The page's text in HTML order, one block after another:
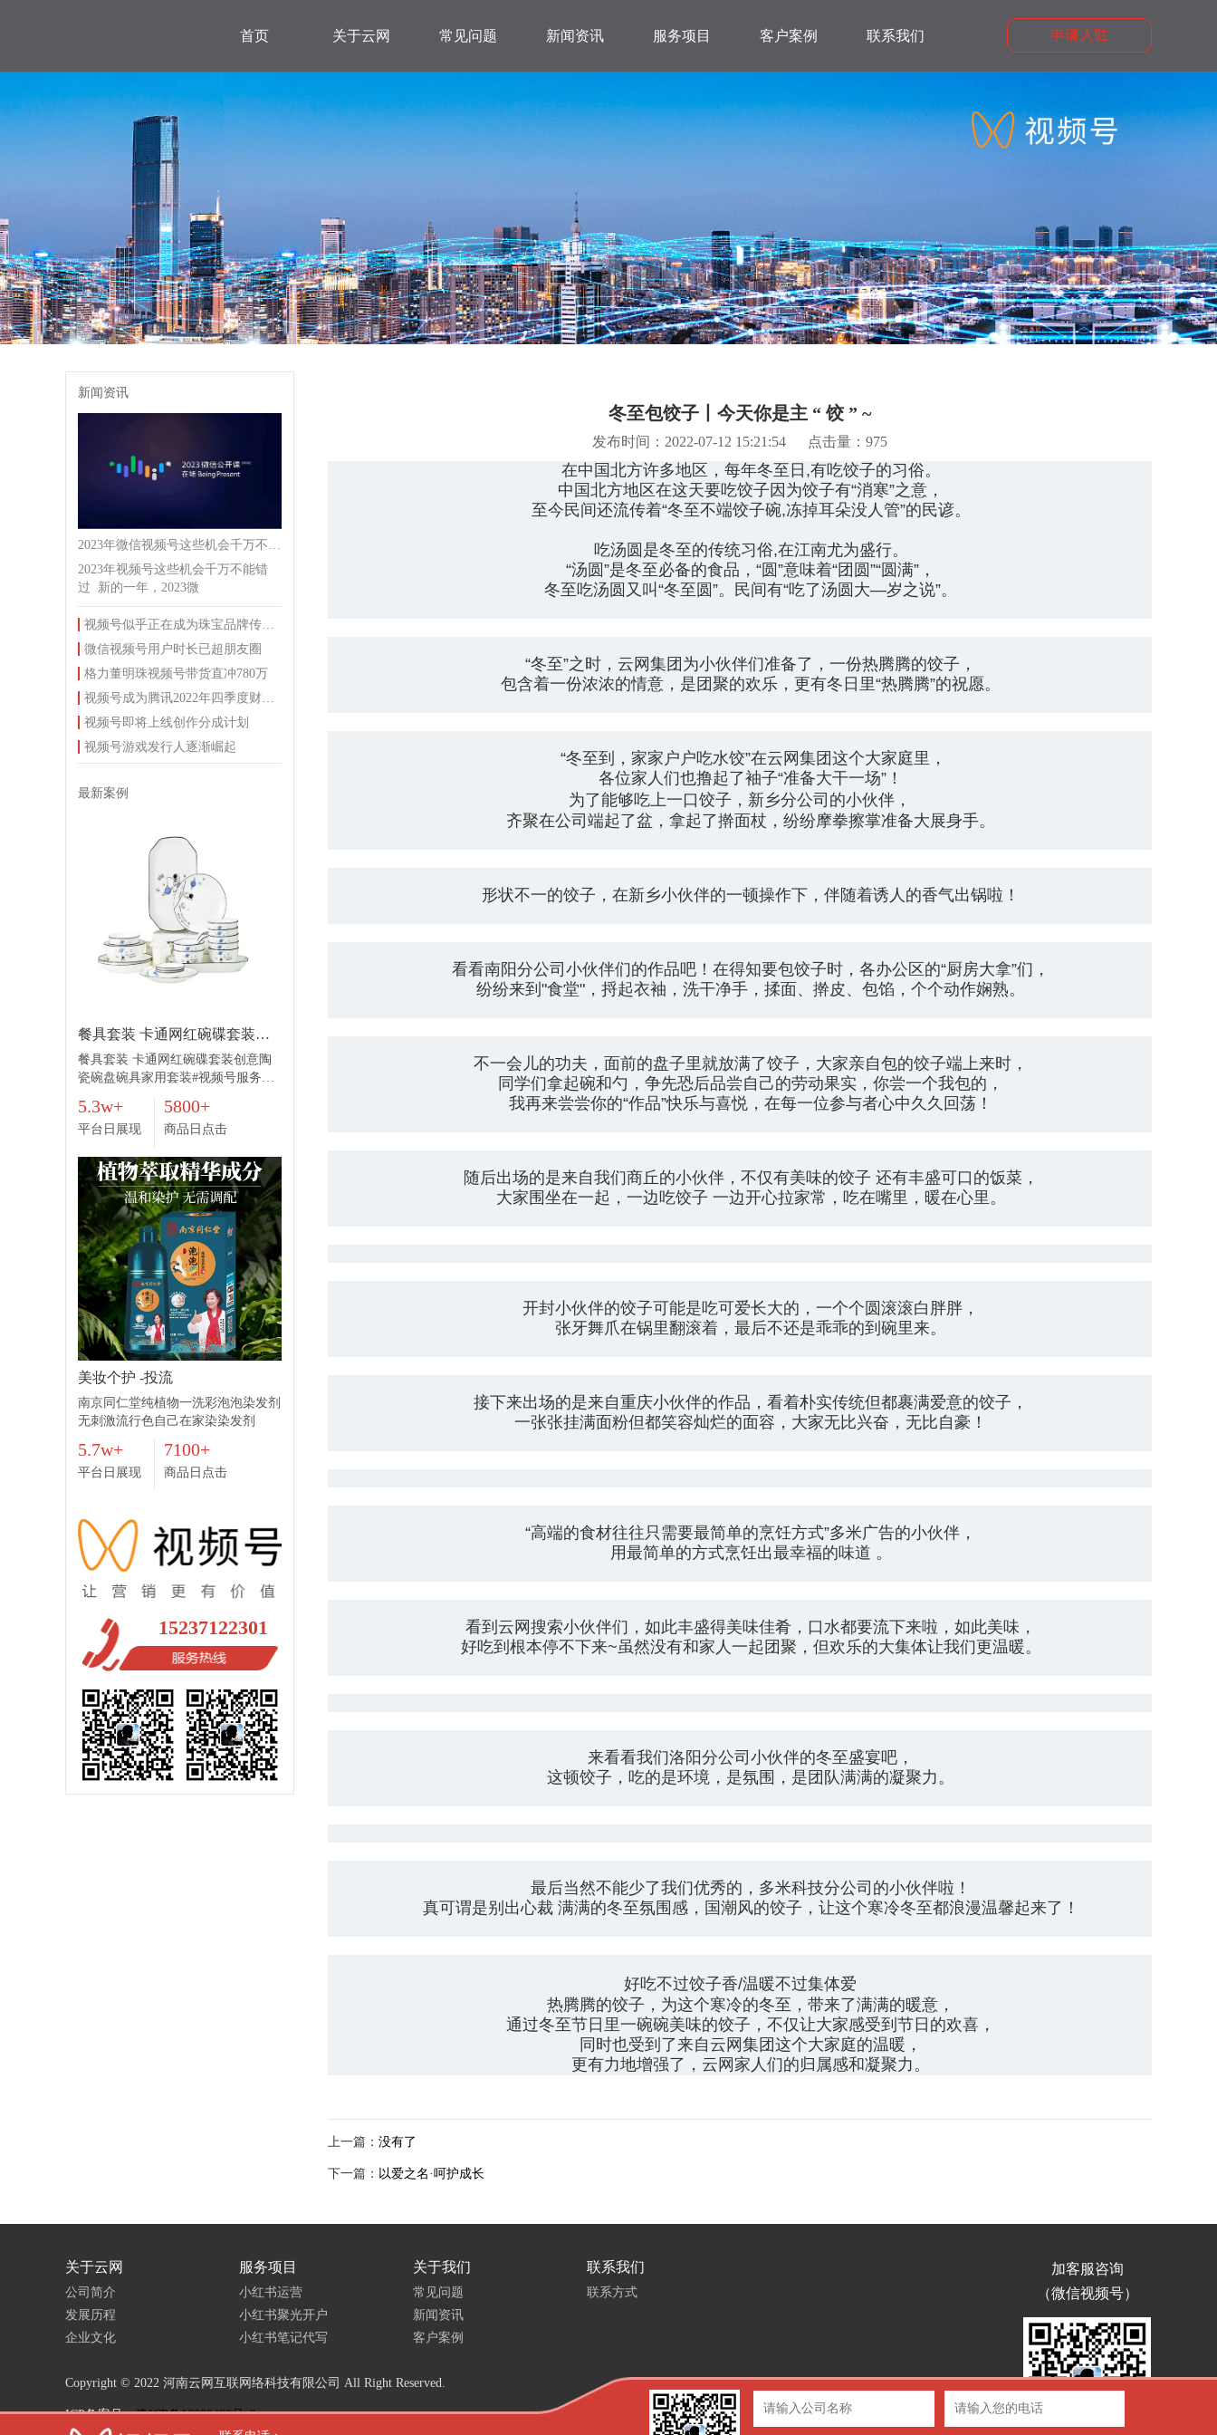
首页 关于云网 常见问题 新闻资讯 服务项目 客户案例 联系我们 申请入驻
新闻资讯
2023年视频号这些机会千万不能错
过 新的一年，2023微
视频号似乎正在成为珠宝品牌传播推广的重要渠道
微信视频号用户时长已超朋友圈
格力董明珠视频号带货直冲780万
视频号即将上线创作分成计划
视频号游戏发行人逐渐崛起
最新案例
餐具套装 卡通网红碗碟套装创意陶瓷碗盘碗具家用套装
餐具套装 卡通网红碗碟套装创意陶
瓷碗盘碗具家用套装#视频号服务商#
商#视频号助手#视频号加热工具#视
频号推广#视频号ADQ投流
5.3w+
平台日展现
5800+
商品日点击
美妆个护 -投流
南京同仁堂纯植物一洗彩泡泡染发剂
无刺激流行色自己在家染染发剂
5.7w+
平台日展现
7100+
商品日点击
15237122301
冬至包饺子丨今天你是主 “ 饺 ” ~
发布时间：2022-07-12 15:21:54 点击量：975
在中国北方许多地区，每年冬至日,有吃饺子的习俗。
中国北方地区在这天要吃饺子因为饺子有“消寒”之意，
至今民间还流传着“冬至不端饺子碗,冻掉耳朵没人管”的民谚。
吃汤圆是冬至的传统习俗,在江南尤为盛行。
“汤圆”是冬至必备的食品，“圆”意味着“团圆”“圆满”，
冬至吃汤圆又叫“冬至圆”。民间有“吃了汤圆大—岁之说”。
“冬至”之时，云网集团为小伙伴们准备了，一份热腾腾的饺子，
包含着一份浓浓的情意，是团聚的欢乐，更有冬日里“热腾腾”的祝愿。
“冬至到，家家户户吃水饺”在云网集团这个大家庭里，
各位家人们也撸起了袖子“准备大干一场”！
为了能够吃上一口饺子，新乡分公司的小伙伴，
齐聚在公司端起了盆，拿起了擀面杖，纷纷摩拳擦掌准备大展身手。
形状不一的饺子，在新乡小伙伴的一顿操作下，伴随着诱人的香气出锅啦！
看看南阳分公司小伙伴们的作品吧！在得知要包饺子时，各办公区的“厨房大拿”们，
纷纷来到"食堂"，捋起衣袖，洗干净手，揉面、擀皮、包馅，个个动作娴熟。
不一会儿的功夫，面前的盘子里就放满了饺子，大家亲自包的饺子端上来时，
同学们拿起碗和勺，争先恐后品尝自己的劳动果实，你尝一个我包的，
我再来尝尝你的“作品”快乐与喜悦，在每一位参与者心中久久回荡！
随后出场的是来自我们商丘的小伙伴，不仅有美味的饺子 还有丰盛可口的饭菜，
大家围坐在一起，一边吃饺子 一边开心拉家常，吃在嘴里，暖在心里。
开封小伙伴的饺子可能是吃可爱长大的，一个个圆滚滚白胖胖，
张牙舞爪在锅里翻滚着，最后不还是乖乖的到碗里来。
接下来出场的是来自重庆小伙伴的作品，看着朴实传统但都裹满爱意的饺子，
一张张挂满面粉但都笑容灿烂的面容，大家无比兴奋，无比自豪！
“高端的食材往往只需要最简单的烹饪方式”多米广告的小伙伴，
用最简单的方式烹饪出最幸福的味道 。
看到云网搜索小伙伴们，如此丰盛得美味佳肴，口水都要流下来啦，如此美味，
好吃到根本停不下来~虽然没有和家人一起团聚，但欢乐的大集体让我们更温暖。
来看看我们洛阳分公司小伙伴的冬至盛宴吧，
这顿饺子，吃的是环境，是氛围，是团队满满的凝聚力。
最后当然不能少了我们优秀的，多米科技分公司的小伙伴啦！
真可谓是别出心裁 满满的冬至氛围感，国潮风的饺子，让这个寒冷冬至都浪漫温馨起来了！
好吃不过饺子香/温暖不过集体爱
热腾腾的饺子，为这个寒冷的冬至，带来了满满的暖意，
通过冬至节日里一碗碗美味的饺子，不仅让大家感受到节日的欢喜，
同时也受到了来自云网集团这个大家庭的温暖，
更有力地增强了，云网家人们的归属感和凝聚力。
上一篇： 没有了
下一篇： 以爱之名·呵护成长
关于云网
公司简介
发展历程
企业文化
服务项目
小红书运营
小红书聚光开户
小红书笔记代写
关于我们
常见问题
新闻资讯
客户案例
联系我们
联系方式
Copyright © 2022 河南云网互联网络科技有限公司 All Right Reserved.
ICP备案号：豫ICP备16009490号-6
加客服咨询
（微信视频号）